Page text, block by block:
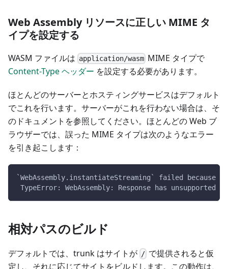
Web Assembly リソースに正しい MIME タ
イプを設定する
WASM ファイルは application/wasm MIME タイプで
Content-Type ヘッダー を設定する必要があります。
ほとんどのサーバーとホスティングサービスはデフォルト
でこれを行います。サーバーがこれを行わない場合は、そ
のドキュメントを参照してください。ほとんどの Web ブ
ラウザーでは、誤った MIME タイプは次のようなエラー
を引き起こします：
`WebAssembly.instantiateStreaming` failed
TypeError: WebAssembly: Response has
相対パスのビルド
デフォルトでは、trunk はサイトが / で提供されると仮
定し、それに応じてサイトをビルドします。この動作は、